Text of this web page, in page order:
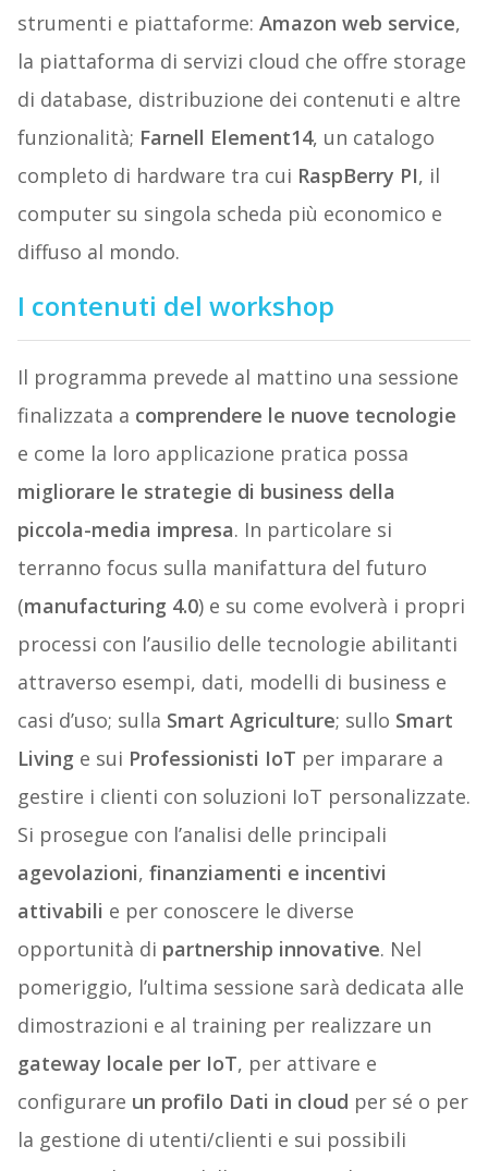
strumenti e piattaforme: Amazon web service,
la piattaforma di servizi cloud che offre storage
di database, distribuzione dei contenuti e altre
funzionalità; Farnell Element14, un catalogo
completo di hardware tra cui RaspBerry PI, il
computer su singola scheda più economico e
diffuso al mondo.
I contenuti del workshop
Il programma prevede al mattino una sessione
finalizzata a comprendere le nuove tecnologie
e come la loro applicazione pratica possa
migliorare le strategie di business della
piccola-media impresa. In particolare si
terranno focus sulla manifattura del futuro
(manufacturing 4.0) e su come evolverà i propri
processi con l’ausilio delle tecnologie abilitanti
attraverso esempi, dati, modelli di business e
casi d’uso; sulla Smart Agriculture; sullo Smart
Living e sui Professionisti IoT per imparare a
gestire i clienti con soluzioni IoT personalizzate.
Si prosegue con l’analisi delle principali
agevolazioni, finanziamenti e incentivi
attivabili e per conoscere le diverse
opportunità di partnership innovative. Nel
pomeriggio, l’ultima sessione sarà dedicata alle
dimostrazioni e al training per realizzare un
gateway locale per IoT, per attivare e
configurare un profilo Dati in cloud per sé o per
la gestione di utenti/clienti e sui possibili